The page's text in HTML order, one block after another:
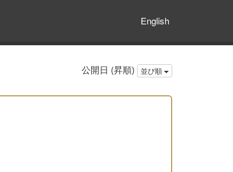
English
公開日 (昇順) 並び順